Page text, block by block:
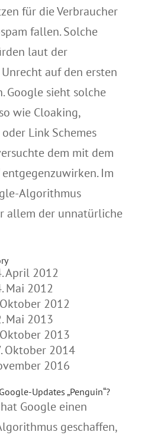
für die Verbraucher
fallen. Solche
laut der
auf den ersten
Google sieht solche
wie Cloaking,
Link Schemes
dem mit dem
entgegenzuwirken. Im
Algorithmus
allem der unnatürliche
April 2012
Mai 2012
2012
Mai 2013
2013
Oktober 2014
2016
Updates „Penguin“?
Google einen
geschaffen,